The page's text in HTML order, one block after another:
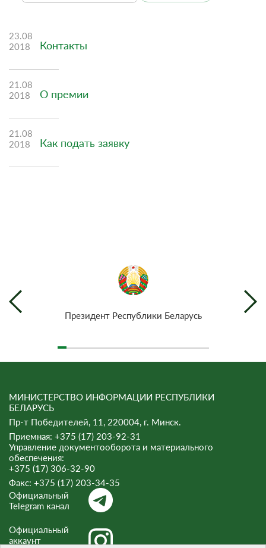
23.08
2018
Контакты
21.08
2018
О премии
21.08
2018
Как подать заявку
Президент Республики Беларусь
МИНИСТЕРСТВО ИНФОРМАЦИИ РЕСПУБЛИКИ
БЕЛАРУСЬ
Пр-т Победителей, 11, 220004, г. Минск.
Приемная: +375 (17) 203-92-31
Управление документооборота и материального
обеспечения:
+375 (17) 306-32-90
Факс: +375 (17) 203-34-35
Официальный
Telegram канал
Официальный
аккаунт